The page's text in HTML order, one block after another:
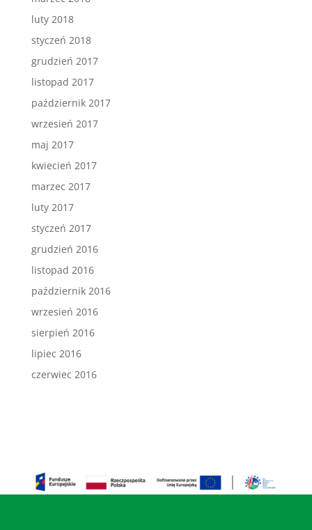
luty 2018
styczeń 2018
grudzień 2017
listopad 2017
październik 2017
wrzesień 2017
maj 2017
kwiecień 2017
marzec 2017
luty 2017
styczeń 2017
grudzień 2016
listopad 2016
październik 2016
wrzesień 2016
sierpień 2016
lipiec 2016
czerwiec 2016